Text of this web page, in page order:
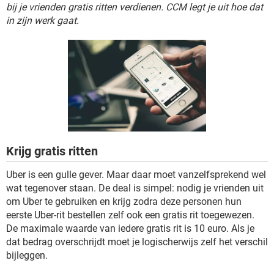
TIKTOK
GRATIS
bij je vrienden gratis ritten verdienen. CCM legt je uit hoe dat
in zijn werk gaat.
Krijg gratis ritten
Uber is een gulle gever. Maar daar moet vanzelfsprekend wel
wat tegenover staan. De deal is simpel: nodig je vrienden uit
om Uber te gebruiken en krijg zodra deze personen hun
eerste Uber-rit bestellen zelf ook een gratis rit toegewezen.
De maximale waarde van iedere gratis rit is 10 euro. Als je
dat bedrag overschrijdt moet je logischerwijs zelf het verschil
bijleggen.